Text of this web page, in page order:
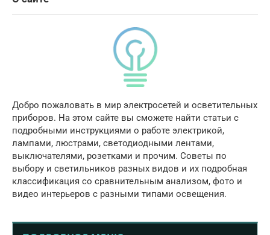
Добро пожаловать в мир электросетей и осветительных
приборов. На этом сайте вы сможете найти статьи с
подробными инструкциями о работе электрикой,
лампами, люстрами, светодиодными лентами,
выключателями, розетками и прочим. Советы по
выбору и светильников разных видов и их подробная
классификация со сравнительным анализом, фото и
видео интерьеров с разными типами освещения.